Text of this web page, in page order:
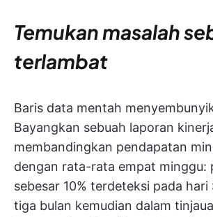
Temukan masalah
terlambat
Baris data mentah
Bayangkan sebuah laporan
membandingkan pendapatan
dengan rata-rata empat minggu:
sebesar 10% terdeteksi pada hari
tiga bulan kemudian dalam